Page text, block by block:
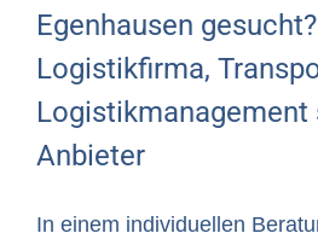
Egenhausen
Logistikfirma,
Logistikmanagement
Anbieter
In einem individuellen